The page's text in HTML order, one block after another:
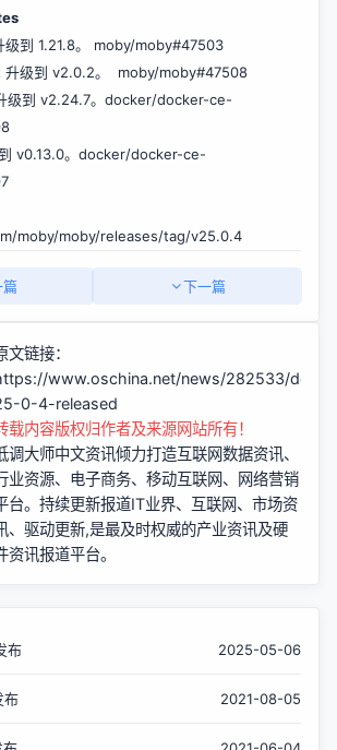
级到 1.21.8。
moby/moby#47503
级到 v2.0.2。
moby/moby#47508
级到 v2.24.7。 docker/docker-ce-
v0.13.0。 docker/docker-ce-
moby/moby/releases/tag/v25.0.4
篇 下一篇
文链接：
www.oschina.net/news/282533/
0-4-released
载内容版权归作者及来源网站所有！
调大师中文资讯倾力打造互联网数据资讯、
业资源、电子商务、移动互联网、网络营销
台。持续更新报道IT业界、互联网、市场资
、驱动更新,是最及时权威的产业资讯及硬
资讯报道平台。
布 2025-05-06
布 2021-08-05